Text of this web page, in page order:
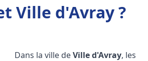
Ville d'Avray ?
Dans la ville deVille d'Avray, les